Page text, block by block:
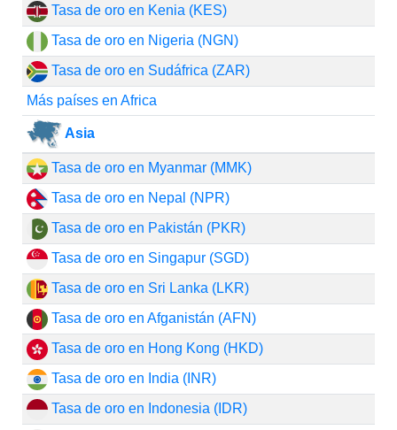
Tasa de oro en Kenia (KES)
Tasa de oro en Nigeria (NGN)
Tasa de oro en Sudáfrica (ZAR)
Más países en Africa
Asia
Tasa de oro en Myanmar (MMK)
Tasa de oro en Nepal (NPR)
Tasa de oro en Pakistán (PKR)
Tasa de oro en Singapur (SGD)
Tasa de oro en Sri Lanka (LKR)
Tasa de oro en Afganistán (AFN)
Tasa de oro en Hong Kong (HKD)
Tasa de oro en India (INR)
Tasa de oro en Indonesia (IDR)